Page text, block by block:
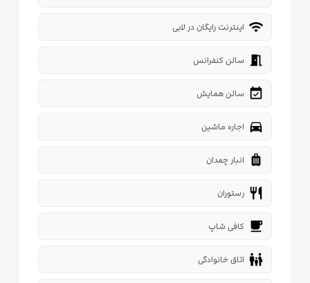
wifi اینترنت رایگان در لابی
meeting_room سالن کنفرانس
event_available سالن همایش
directions_car اجاره ماشین
luggage انبار چمدان
restaurant رستوران
local_cafe کافی شاپ
family_restroom اتاق خانوادگی